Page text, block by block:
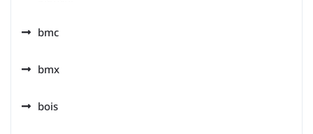
bmc
bmx
bois